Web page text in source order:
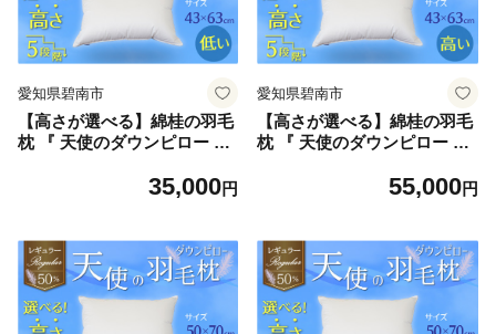
愛知県碧南市
【高さが選べる】綿桂の羽毛
枕 『 天使のダウンピロー 』
/ 低い 寝具 枕 ふかふか ホテ
35,000円
愛知県碧南市
【高さが選べる】綿桂の羽毛
枕 『 天使のダウンピロー 』
/ 高い 寝具 枕 ふかふか ホテ
55,000円